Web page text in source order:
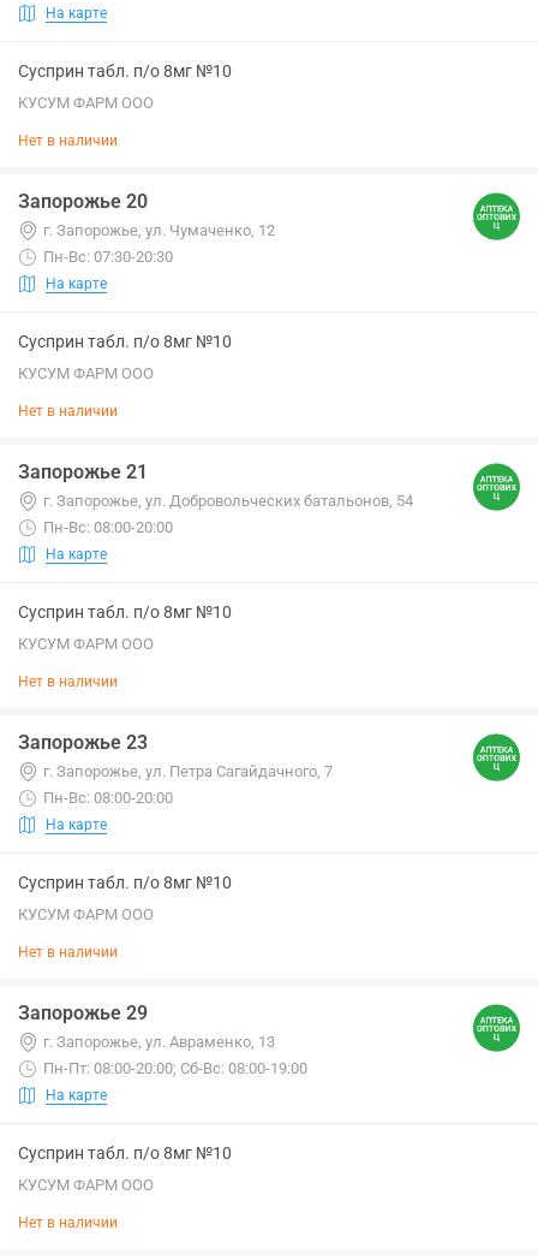
На карте
Сусприн табл. п/о 8мг №10
КУСУМ ФАРМ ООО
Нет в наличии
Запорожье 20
г. Запорожье, ул. Чумаченко, 12
Пн-Вс: 07:30-20:30
На карте
Сусприн табл. п/о 8мг №10
КУСУМ ФАРМ ООО
Нет в наличии
Запорожье 21
г. Запорожье, ул. Добровольческих батальонов, 54
Пн-Вс: 08:00-20:00
На карте
Сусприн табл. п/о 8мг №10
КУСУМ ФАРМ ООО
Нет в наличии
Запорожье 23
г. Запорожье, ул. Петра Сагайдачного, 7
Пн-Вс: 08:00-20:00
На карте
Сусприн табл. п/о 8мг №10
КУСУМ ФАРМ ООО
Нет в наличии
Запорожье 29
г. Запорожье, ул. Авраменко, 13
Пн-Пт: 08:00-20:00; Сб-Вс: 08:00-19:00
На карте
Сусприн табл. п/о 8мг №10
КУСУМ ФАРМ ООО
Нет в наличии